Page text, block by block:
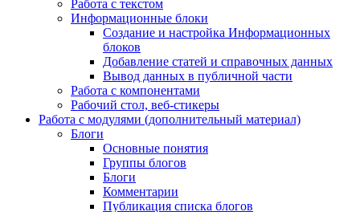
Работа с текстом
Информационные блоки
Создание и настройка Информационных
блоков
Добавление статей и справочных данных
Вывод данных в публичной части
Работа с компонентами
Рабочий стол, веб-стикеры
Работа с модулями (дополнительный материал)
Блоги
Основные понятия
Группы блогов
Блоги
Комментарии
Публикация списка блогов